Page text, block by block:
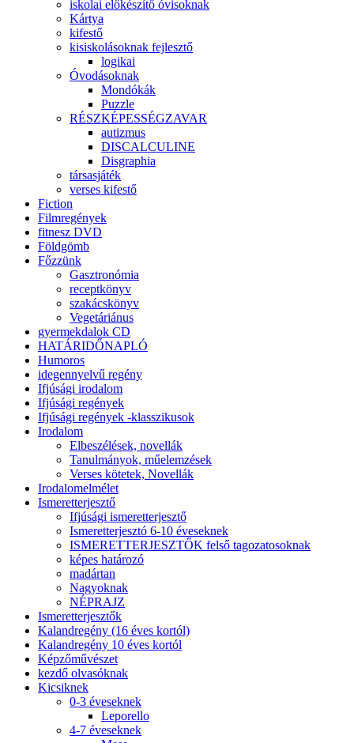
iskolai előkészítő óvisoknak
Kártya
kifestő
kisiskolásoknak fejlesztő
logikai
Óvodásoknak
Mondókák
Puzzle
RÉSZKÉPESSÉGZAVAR
autizmus
DISCALCULINE
Disgraphia
társasjáték
verses kifestő
Fiction
Filmregények
fitnesz DVD
Földgömb
Főzzünk
Gasztronómia
receptkönyv
szakácskönyv
Vegetáriánus
gyermekdalok CD
HATÁRIDŐNAPLÓ
Humoros
idegennyelvű regény
Ifjúsági irodalom
Ifjúsági regények
Ifjúsági regények -klasszikusok
Irodalom
Elbeszélések, novellák
Tanulmányok, műelemzések
Verses kötetek, Novellák
Irodalomelmélet
Ismeretterjesztő
Ifjúsági ismeretterjesztő
Ismeretterjesztó 6-10 éveseknek
ISMERETTERJESZTŐK felső tagozatosoknak
képes határozó
madártan
Nagyoknak
NÉPRAJZ
Ismeretterjesztők
Kalandregény (16 éves kortól)
Kalandregény 10 éves kortól
Képzőművészet
kezdő olvasóknak
Kicsiknek
0-3 éveseknek
Leporello
4-7 éveseknek